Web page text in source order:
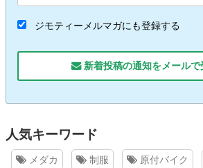
ジモティーメルマガにも登録する
新着投稿の通知をメールで
人気キーワード
メダカ 制服 原付バイク